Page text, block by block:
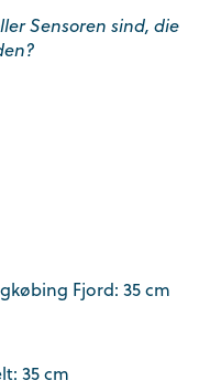
Sensoren sind, die
Fjord: 35 cm
35 cm